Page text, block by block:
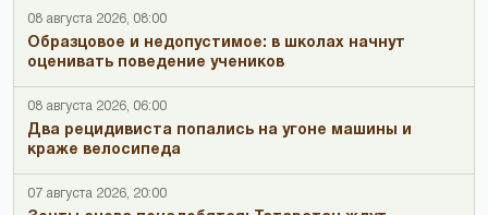
08 августа 2026, 08:00
Образцовое и недопустимое: в школах начнут
оценивать поведение учеников
08 августа 2026, 06:00
Два рецидивиста попались на угоне машины и
краже велосипеда
07 августа 2026, 20:00